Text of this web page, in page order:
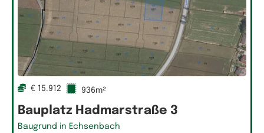
€ 15.912 936m²
Bauplatz Hadmarstraße 3
Baugrund in Echsenbach